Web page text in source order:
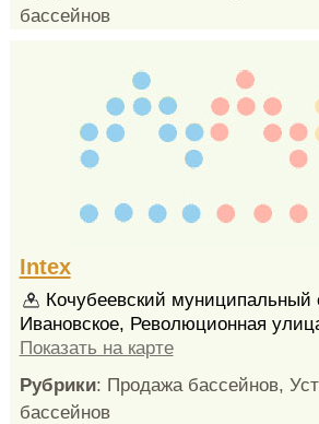
бассейнов
Intex
Кочубеевский муниципальный
Ивановское, Революционная
Показать на карте
Рубрики: Продажа бассейнов,
бассейнов